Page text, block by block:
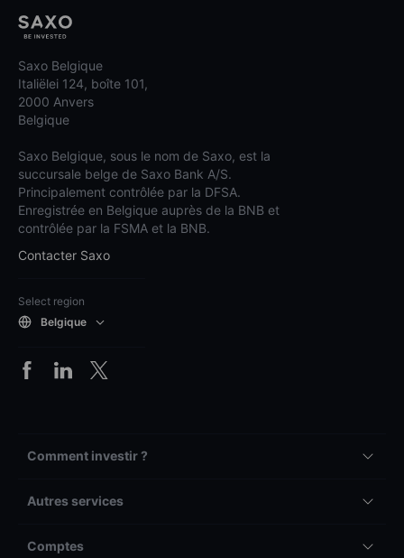
Saxo Belgique
Italiëlei 124, boîte 101,
2000 Anvers
Belgique
Saxo Belgique, sous le nom de Saxo, est la
succursale belge de Saxo Bank A/S.
Principalement contrôlée par la DFSA.
Enregistrée en Belgique auprès de la BNB et
contrôlée par la FSMA et la BNB.
Contacter Saxo
Select region
Belgique
Comment investir ?
Autres services
Comptes